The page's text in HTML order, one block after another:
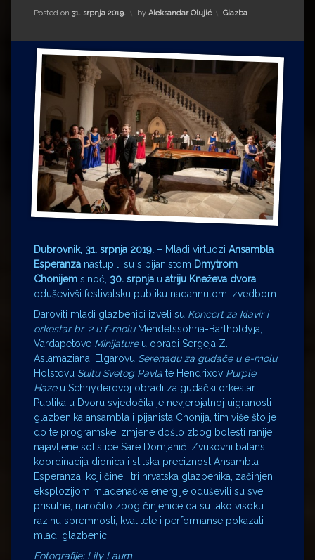
Matea Andrić
Ljiljana Lekanić-Kljaić
Željko Krznarić
Mario Lovreković
Miroslav Šantek
Posted on 31. srpnja 2019. by Aleksandar Olujić Kategorije:
Glazba
Dubrovnik, 31. srpnja 2019. – Mladi virtuozi Ansambla
Esperanza nastupili su s pijanistom Dmytrom
Chonijem sinoć, 30. srpnja u atriju Kneževa dvora
oduševivši festivalsku publiku nadahnutom izvedbom.
Daroviti mladi glazbenici izveli su Koncert za klavir i
orkestar br. 2 u f-molu Mendelssohna-Bartholdyja,
Vardapetove Minijatureu obradi Sergeja Z.
Aslamaziana, Elgarovu Serenadu za gudače u e-molu,
Holstovu Suitu Svetog Pavla te Hendrixov Purple
Hazeu Schnyderovoj obradi za gudački orkestar.
Publika u Dvoru svjedočila je nevjerojatnoj uigranosti
glazbenika ansambla i pijanista Chonija, tim više što je
do te programske izmjene došlo zbog bolesti ranije
najavljene solistice Sare Domjanić. Zvukovni balans,
koordinacija dionica i stilska preciznost Ansambla
Esperanza, koji čine i tri hrvatska glazbenika, začinjeni
eksplozijom mladenačke energije oduševili su sve
prisutne, naročito zbog činjenice da su tako visoku
razinu spremnosti, kvalitete i performanse pokazali
mladi glazbenici.
Fotografije: Lily Laum